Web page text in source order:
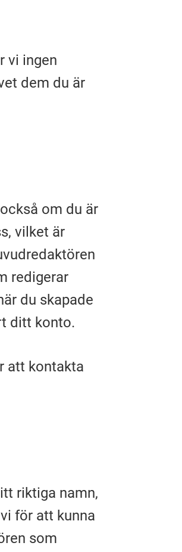
vi ingen
dem du är
om du är
vilket är
redigerar
du skapade
ditt konto.
att kontakta
riktiga namn,
för att kunna
som